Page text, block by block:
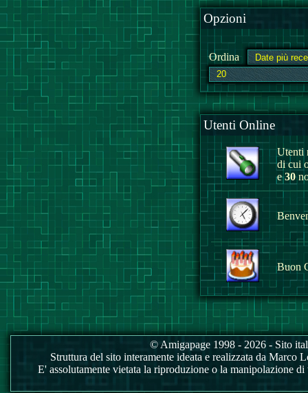
Opzioni
Ordina
Utenti Online
Utenti
di cui
e30
Buon
© Amigapage 1998 - 2026 - Sito
Struttura del sito interamente ideata e realizzata da
E' assolutamente vietata la riproduzione o la manipolazione